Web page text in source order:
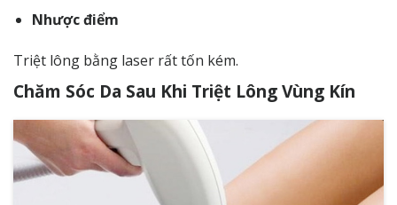
Nhược điểm
Triệt lông bằng laser rất tốn kém.
Chăm Sóc Da Sau Khi Triệt Lông Vùng Kín